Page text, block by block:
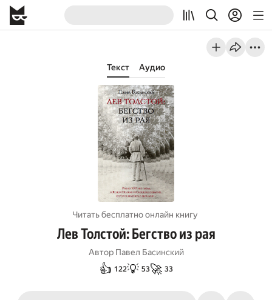
Текст Аудио
Читать бесплатно онлайн книгу
Лев Толстой: Бегство из рая
Автор Павел Басинский
👍 122💡 53🚀 33